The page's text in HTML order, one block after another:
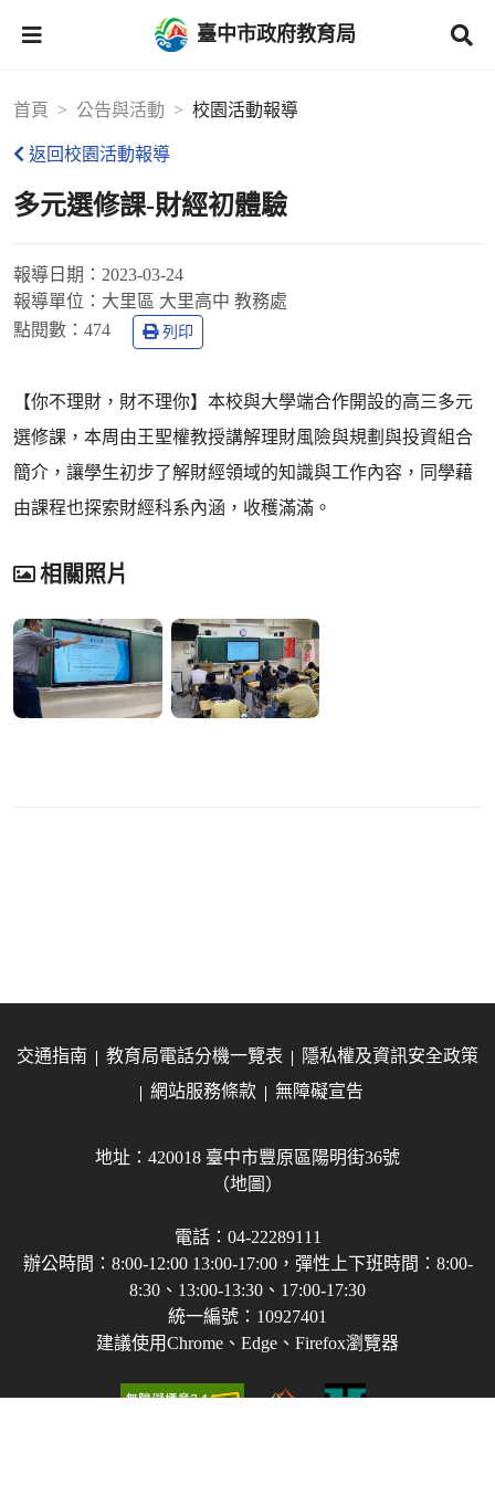
臺中市政府教育局
首頁 公告與活動 校園活動報導
返回校園活動報導
多元選修課-財經初體驗
報導日期： 2023-03-24
報導單位： 大里區 大里高中 教務處
點閱數： 474 列印
【你不理財，財不理你】本校與大學端合作開設的高三多元
選修課，本周由王聖權教授講解理財風險與規劃與投資組合
簡介，讓學生初步了解財經領域的知識與工作內容，同學藉
由課程也探索財經科系內涵，收穫滿滿。
相關照片
交通指南 教育局電話分機一覽表
隱私權及資訊安全政策
網站服務條款
無障礙宣告
地址：420018 臺中市豐原區陽明街36號
（地圖）
電話：04-22289111
辦公時間：8:00-12:00 13:00-17:00，彈性上下班時間：8:00-
8:30、13:00-13:30、17:00-17:30
統一編號：10927401
建議使用Chrome、Edge、Firefox瀏覽器